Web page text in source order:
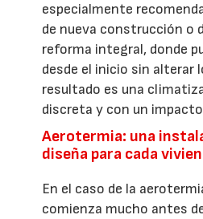
especialmente
de nueva construcción o
reforma integral, donde
desde el inicio sin alterar
resultado es una
discreta y con un
Aerotermia: una
diseña para cada
En el caso de la
comienza mucho antes